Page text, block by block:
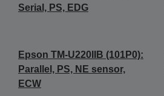
Serial, PS, EDG
Epson TM-U220IIB (101P0):
Parallel, PS, NE sensor,
ECW